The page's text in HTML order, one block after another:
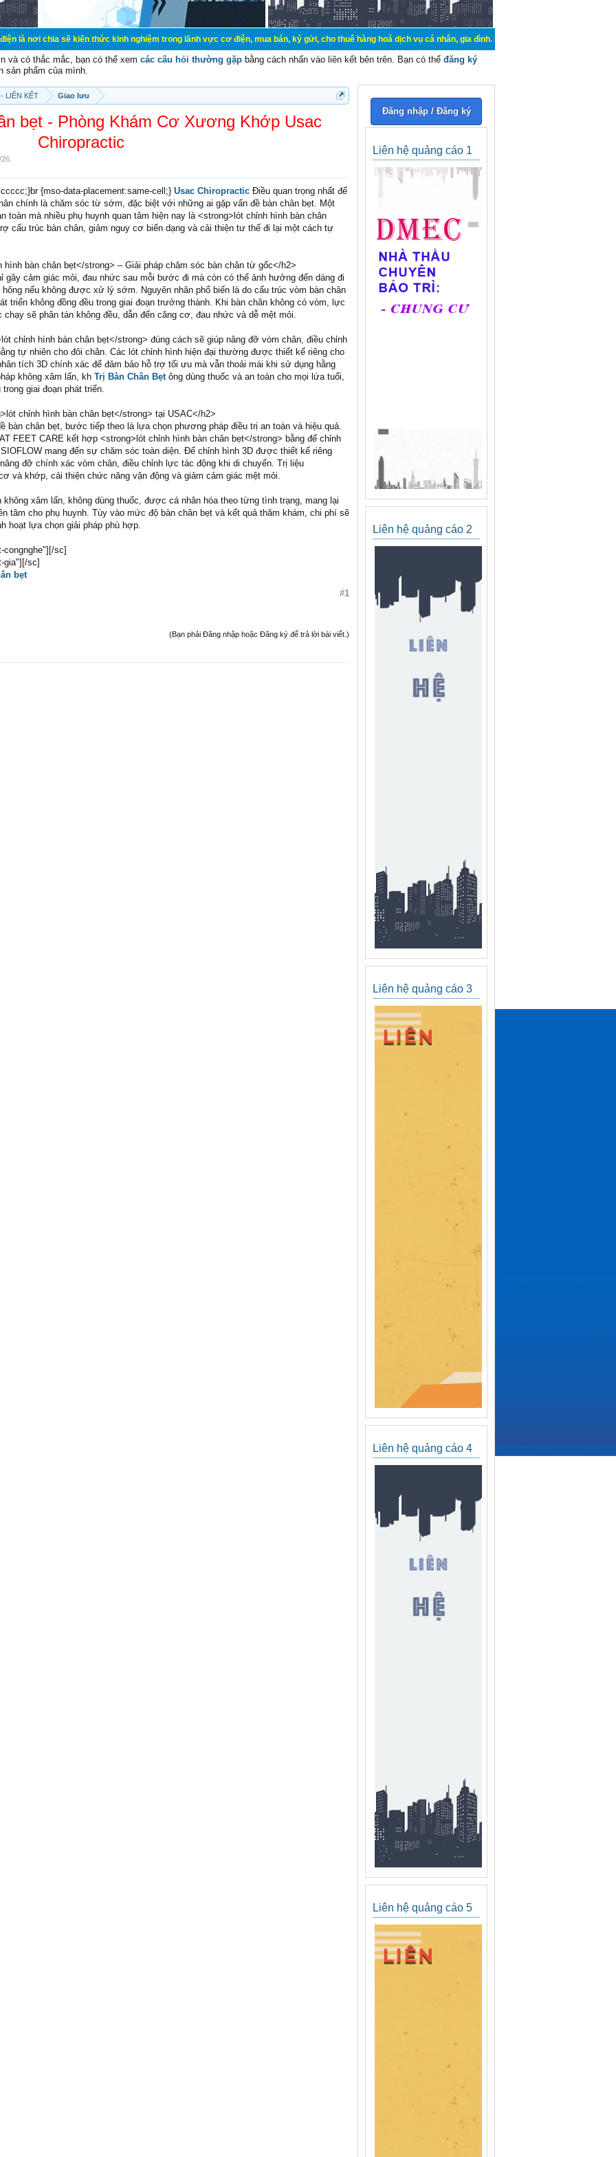
sẽ kiến thức kinh nghiệm trong lãnh vực cơ điện, mua bán, ký gửi, cho thuê hàng hoá dịch vụ cá nhân, gia đình. Mua bán, ký gửi, cho thuê thiết bị hệ
và có thắc mắc, bạn có thể xem các câu hỏi thường gặp bằng cách nhấn vào liên kết bên trên. Bạn có thể đăng ký
sản phẩm của mình.
LIÊN KẾT Giao lưu
bẹt - Phòng Khám Cơ Xương Khớp Usac
Chiropractic
26
{mso-data-placement:same-cell;} Usac Chiropractic Điều quan trọng nhất để
chính là chăm sóc từ sớm, đặc biệt với những ai gặp vấn đề bàn chân bẹt. Một
toàn mà nhiều phụ huynh quan tâm hiện nay là <strong>lót chỉnh hình bàn chân
cấu trúc bàn chân, giảm nguy cơ biến dạng và cải thiện tư thế đi lại một cách tự
hình bàn chân bẹt</strong> – Giải pháp chăm sóc bàn chân từ gốc</h2>
gây cảm giác mỏi, đau nhức sau mỗi bước đi mà còn có thể ảnh hưởng đến dáng đi
nếu không được xử lý sớm. Nguyên nhân phổ biến là do cấu trúc vòm bàn chân
triển không đồng đều trong giai đoạn trưởng thành. Khi bàn chân không có vòm, lực
chạy sẽ phân tán không đều, dẫn đến căng cơ, đau nhức và dễ mệt mỏi.
chỉnh hình bàn chân bẹt</strong> đúng cách sẽ giúp nâng đỡ vòm chân, điều chỉnh
tự nhiên cho đôi chân. Các lót chỉnh hình hiện đại thường được thiết kế riêng cho
tích 3D chính xác để đảm bảo hỗ trợ tối ưu mà vẫn thoải mái khi sử dụng hằng
không xâm lấn, kh Trị Bàn Chân Bẹtông dùng thuốc và an toàn cho mọi lứa tuổi,
giai đoạn phát triển.
chỉnh hình bàn chân bẹt</strong> tại USAC</h2>
bàn chân bẹt, bước tiếp theo là lựa chọn phương pháp điều trị an toàn và hiệu quả.
FEET CARE kết hợp <strong>lót chỉnh hình bàn chân bẹt</strong> bằng đế chỉnh
mang đến sự chăm sóc toàn diện. Đế chỉnh hình 3D được thiết kế riêng
đỡ chính xác vòm chân, điều chỉnh lực tác động khi di chuyển. Trị liệu
và khớp, cải thiện chức năng vận động và giảm cảm giác mệt mỏi.
không xâm lấn, không dùng thuốc, được cá nhân hóa theo từng tình trạng, mang lại
tâm cho phụ huynh. Tùy vào mức độ bàn chân bẹt và kết quả thăm khám, chi phí sẽ
hoạt lựa chọn giải pháp phù hợp.
congnghe"][/sc]
gia"][/sc]
bẹt
#1
(Bạn phải Đăng nhập hoặc Đăng ký để trả lời bài viết.)
Đăng nhập / Đăng ký
Liên hệ quảng cáo 1
Liên hệ quảng cáo 2
Liên hệ quảng cáo 3
Liên hệ quảng cáo 4
Liên hệ quảng cáo 5